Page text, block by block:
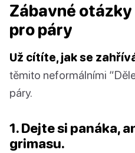
Zábavné otázky
pro páry
Už cítíte, jak se
těmito neformálními
páry.
1. Dejte si panáka,
grimasu.